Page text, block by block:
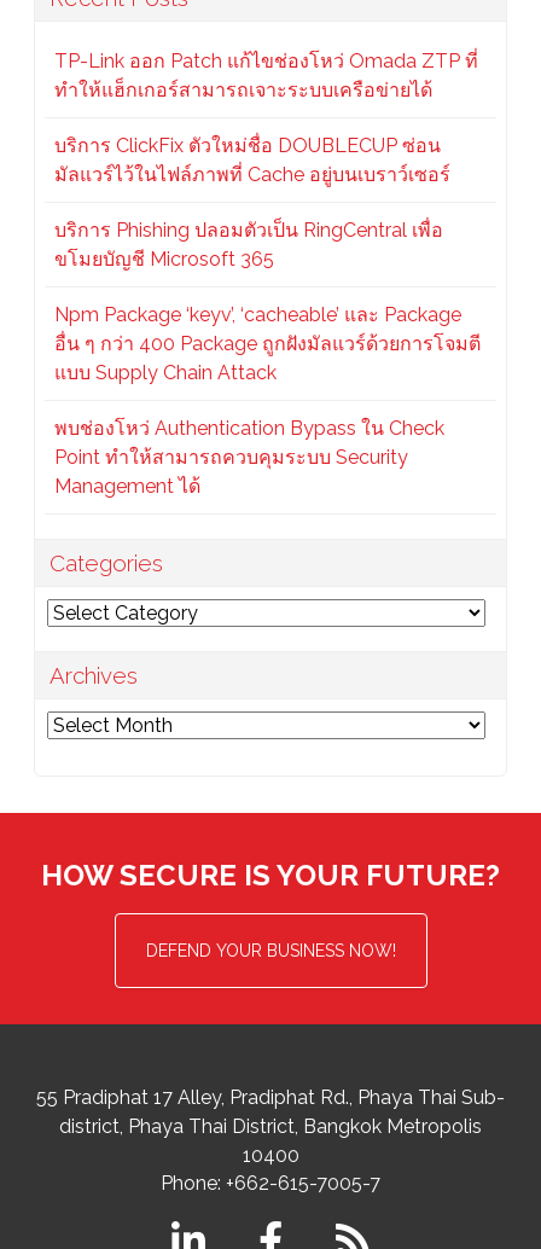
TP-Link ออก Patch แก้ไขช่องโหว่ Omada ZTP ที่
ทำให้แฮ็กเกอร์สามารถเจาะระบบเครือข่ายได้
บริการ ClickFix ตัวใหม่ชื่อ DOUBLECUP ซ่อน
มัลแวร์ไว้ในไฟล์ภาพที่ Cache อยู่บนเบราว์เซอร์
บริการ Phishing ปลอมตัวเป็น RingCentral เพื่อ
ขโมยบัญชี Microsoft 365
Npm Package ‘keyv’, ‘cacheable’ และ Package
อื่น ๆ กว่า 400 Package ถูกฝังมัลแวร์ด้วยการโจมตี
แบบ Supply Chain Attack
พบช่องโหว่ Authentication Bypass ใน Check
Point ทำให้สามารถควบคุมระบบ Security
Management ได้
Categories
Categories
Archives
Archives
HOW SECURE IS YOUR FUTURE?
DEFEND YOUR BUSINESS NOW!
55 Pradiphat 17 Alley, Pradiphat Rd., Phaya Thai Sub-
district Phaya Thai District, Bangkok Metropolis
10400
Phone: +662-615-7005-7